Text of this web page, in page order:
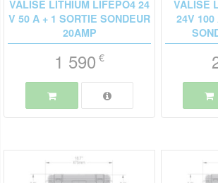
VALISE LITHIUM LIFEPO4 24
V 50 A + 1 SORTIE SONDEUR
20AMP
1 590 €
VALISE
24V 100